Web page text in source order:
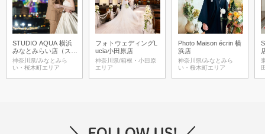
STUDIO AQUA 横浜
みなとみらい店（スタ
ジオAQUA）
神奈川県/みなとみら
い・桜木町エリア
フォトウェディングL
ucia小田原店
神奈川県/箱根・小田原
エリア
Photo Maison écrin 横
浜店
神奈川県/みなとみら
い・桜木町エリア